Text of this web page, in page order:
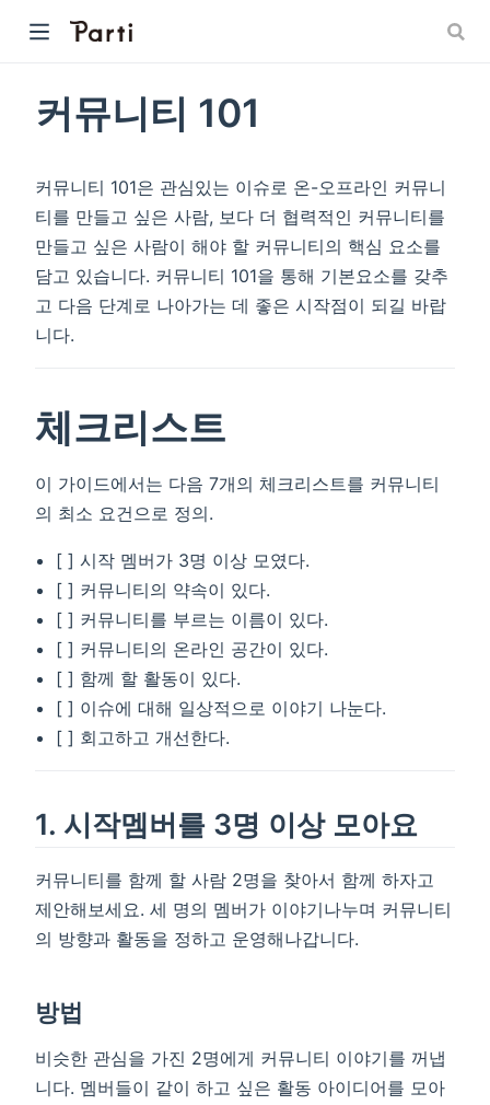
커뮤니티 101
커뮤니티 101은 관심있는 이슈로 온-오프라인 커뮤니
티를 만들고 싶은 사람, 보다 더 협력적인 커뮤니티를
만들고 싶은 사람이 해야 할 커뮤니티의 핵심 요소를
담고 있습니다. 커뮤니티 101을 통해 기본요소를 갖추
고 다음 단계로 나아가는 데 좋은 시작점이 되길 바랍
니다.
체크리스트
이 가이드에서는 다음 7개의 체크리스트를 커뮤니티
의 최소 요건으로 정의.
[ ] 시작 멤버가 3명 이상 모였다.
[ ] 커뮤니티의 약속이 있다.
[ ] 커뮤니티를 부르는 이름이 있다.
[ ] 커뮤니티의 온라인 공간이 있다.
[ ] 함께 할 활동이 있다.
[ ] 이슈에 대해 일상적으로 이야기 나눈다.
[ ] 회고하고 개선한다.
1. 시작멤버를 3명 이상 모아요
커뮤니티를 함께 할 사람 2명을 찾아서 함께 하자고
제안해보세요. 세 명의 멤버가 이야기나누며 커뮤니티
의 방향과 활동을 정하고 운영해나갑니다.
방법
비슷한 관심을 가진 2명에게 커뮤니티 이야기를 꺼냅
니다. 멤버들이 같이 하고 싶은 활동 아이디어를 모아